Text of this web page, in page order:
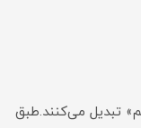
تبدیل می‌کنند.طبق